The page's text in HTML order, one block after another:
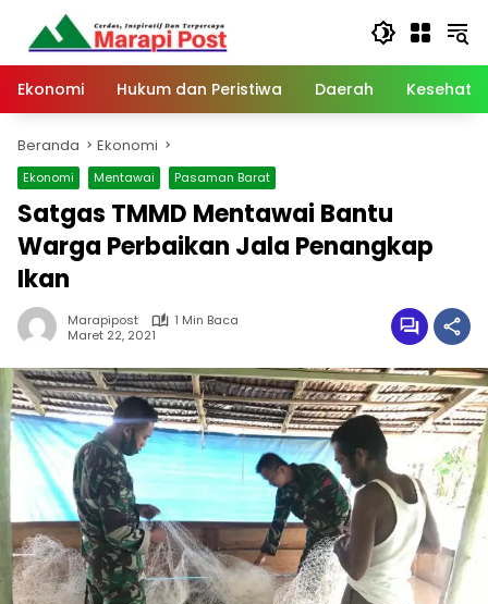
Langsung
konten
Ekonomi
Hukum dan Peristiwa Daerah
Beranda Ekonomi
Ekonomi Mentawai Pasaman Barat
Satgas TMMD Mentawai Bantu
Warga Perbaikan Jala Penangkap
Ikan
Marapipost
1 Min Baca
Maret 22, 2021